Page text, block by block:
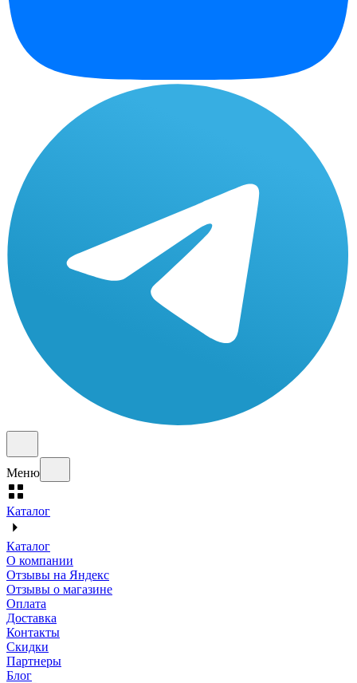
Меню
Каталог
Каталог
О компании
Отзывы на Яндекс
Отзывы о магазине
Оплата
Доставка
Контакты
Скидки
Партнеры
Блог